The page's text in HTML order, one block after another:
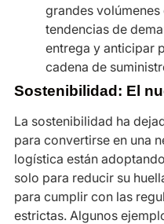
grandes
tendencias de
entrega y anticipar
cadena de
Sostenibilidad: El
La sostenibilidad ha
para convertirse en una
logística están
solo para reducir su
para cumplir con las
estrictas. Algunos